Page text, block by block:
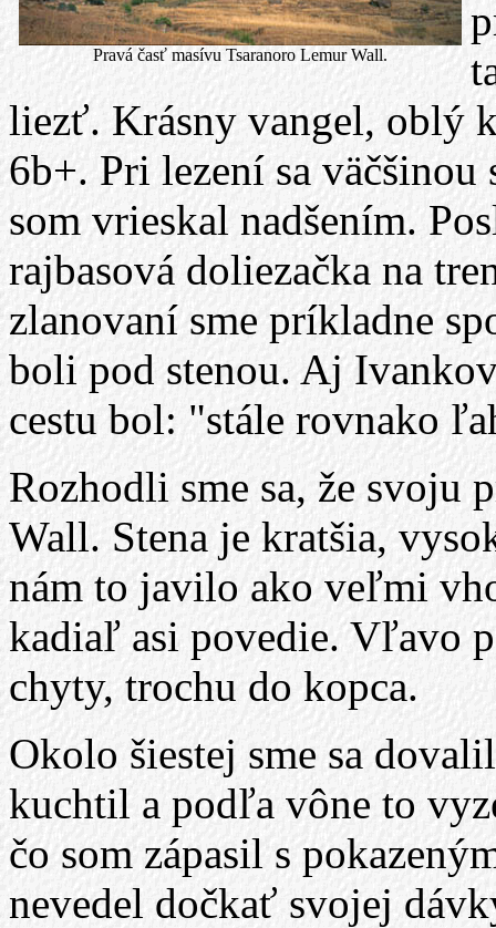
Pravá časť masívu Tsaranoro Lemur Wall.
liezť. Krásny vangel, oblý
6b+. Pri lezení sa
som vrieskal nadšením.
rajbasová doliezačka na
zlanovaní sme príkladne
boli pod stenou. Aj
cestu bol: "stále rovnako
Rozhodli sme sa, že svoju
Wall. Stena je kratšia,
nám to javilo ako veľmi
kadiaľ asi povedie. Vľavo
chyty, trochu do kopca.
Okolo šiestej sme sa
kuchtil a podľa vône to
čo som zápasil s
nevedel dočkať svojej